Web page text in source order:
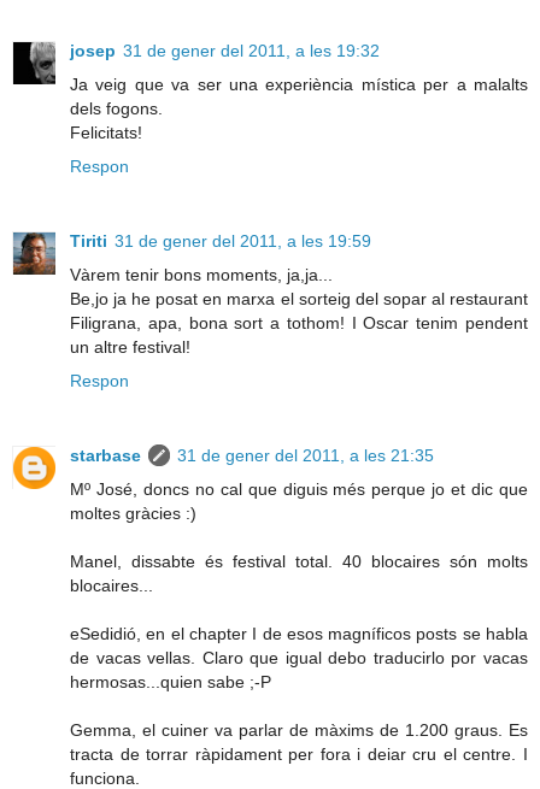
josep 31 de gener del 2011, a les 19:32
Ja veig que va ser una experiència mística per a malalts
dels fogons.
Felicitats!
Respon
Tiriti 31 de gener del 2011, a les 19:59
Vàrem tenir bons moments, ja,ja...
Be,jo ja he posat en marxa el sorteig del sopar al restaurant
Filigrana, apa, bona sort a tothom! I Oscar tenim pendent
un altre festival!
Respon
starbase
31 de gener del 2011, a les 21:35
Mº José, doncs no cal que diguis més perque jo et dic que
moltes gràcies :)
Manel, dissabte és festival total. 40 blocaires són molts
blocaires...
eSedidió, en el chapter I de esos magníficos posts se habla
de vacas vellas. Claro que igual debo traducirlo por vacas
hermosas...quien sabe ;-P
Gemma, el cuiner va parlar de màxims de 1.200 graus. Es
tracta de torrar ràpidament per fora i deiar cru el centre. I
funciona.